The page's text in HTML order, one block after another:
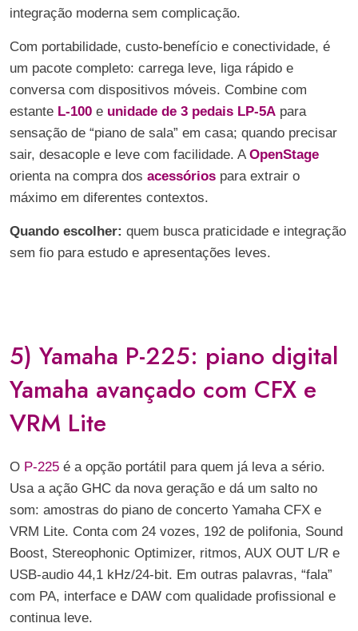
integração moderna sem complicação.
Com portabilidade, custo-benefício e conectividade, é
um pacote completo: carrega leve, liga rápido e
conversa com dispositivos móveis. Combine com
estante L-100 e unidade de 3 pedais LP-5A para
sensação de “piano de sala” em casa; quando precisar
sair, desacople e leve com facilidade. A OpenStage
orienta na compra dos acessórios para extrair o
máximo em diferentes contextos.
Quando escolher: quem busca praticidade e integração
sem fio para estudo e apresentações leves.
5) Yamaha P-225: piano digital
Yamaha avançado com CFX e
VRM Lite
O P-225 é a opção portátil para quem já leva a sério.
Usa a ação GHC da nova geração e dá um salto no
som: amostras do piano de concerto Yamaha CFX e
VRM Lite. Conta com 24 vozes, 192 de polifonia, Sound
Boost, Stereophonic Optimizer, ritmos, AUX OUT L/R e
USB-audio 44,1 kHz/24-bit. Em outras palavras, “fala”
com PA, interface e DAW com qualidade profissional e
continua leve.